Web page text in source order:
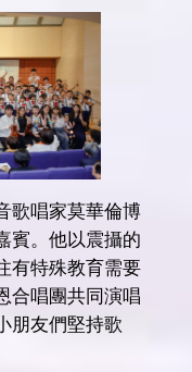
歌唱家莫華倫博
賓。他以震攝的
有特殊教育需要
合唱團共同演唱
朋友們堅持歌